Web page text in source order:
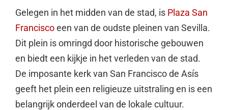
Gelegen in het midden van de stad, is Plaza San
Franciscoeen van de oudste pleinen van Sevilla.
Dit plein is omringd door historische gebouwen
en biedt een kijkje in het verleden van de stad.
De imposante kerk van San Francisco de Asís
geeft het plein een religieuze uitstraling en is een
belangrijk onderdeel van de lokale cultuur.